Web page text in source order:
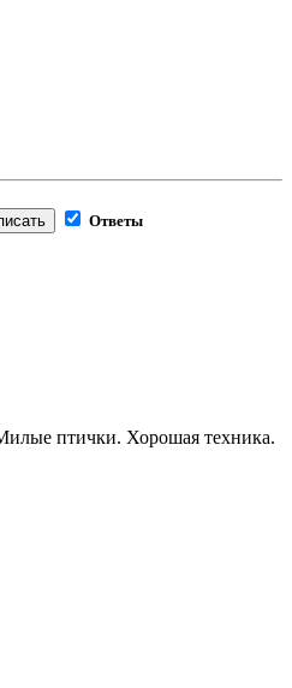
Ответы
птички. Хорошая техника.